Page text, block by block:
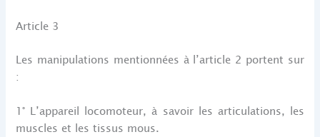
Article 3
Les manipulations mentionnées à l’article 2 portent sur
:
1° L’appareil locomoteur, à savoir les articulations, les
muscles et les tissus mous.